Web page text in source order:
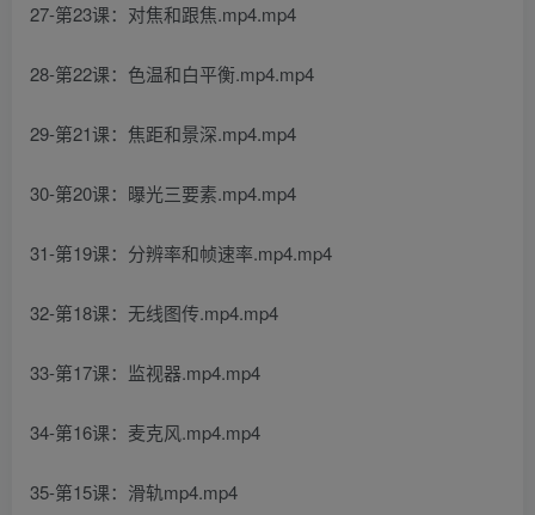
27-第23课：对焦和跟焦.mp4.mp4
28-第22课：色温和白平衡.mp4.mp4
29-第21课：焦距和景深.mp4.mp4
30-第20课：曝光三要素.mp4.mp4
31-第19课：分辨率和帧速率.mp4.mp4
32-第18课：无线图传.mp4.mp4
33-第17课：监视器.mp4.mp4
34-第16课：麦克风.mp4.mp4
35-第15课：滑轨mp4.mp4